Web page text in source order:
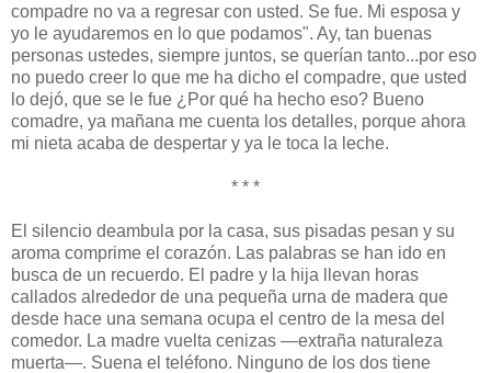
compadre no va a regresar con usted. Se fue. Mi esposa y
yo le ayudaremos en lo que podamos". Ay, tan buenas
personas ustedes, siempre juntos, se querían tanto...por eso
no puedo creer lo que me ha dicho el compadre, que usted
lo dejó, que se le fue ¿Por qué ha hecho eso? Bueno
comadre, ya mañana me cuenta los detalles, porque ahora
mi nieta acaba de despertar y ya le toca la leche.
* * *
El silencio deambula por la casa, sus pisadas pesan y su
aroma comprime el corazón. Las palabras se han ido en
busca de un recuerdo. El padre y la hija llevan horas
callados alrededor de una pequeña urna de madera que
desde hace una semana ocupa el centro de la mesa del
comedor. La madre vuelta cenizas —extraña naturaleza
muerta—. Suena el teléfono. Ninguno de los dos tiene